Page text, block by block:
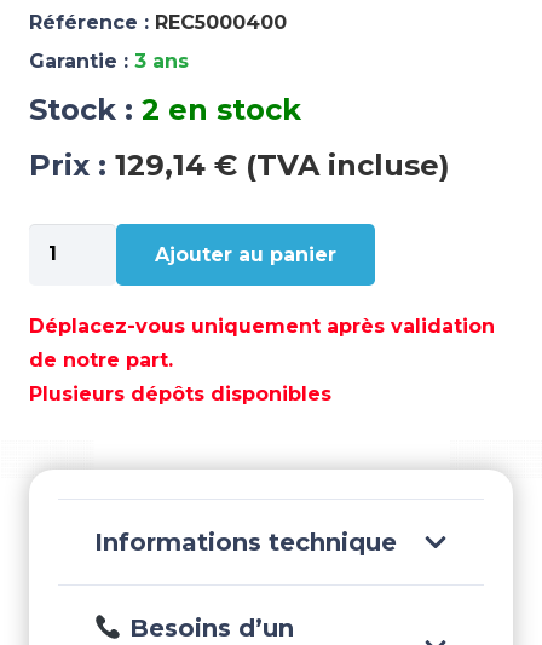
Référence : REC5000400
Garantie : 3 ans
Stock : 2 en stock
Prix : 129,14 € (TVA incluse)
quantité
de
JOINT
JOHNSON
EVINRUDE
Ajouter au panier
Déplacez-vous uniquement après validation
de notre part.
Plusieurs dépôts disponibles
Informations technique
Besoins d’un